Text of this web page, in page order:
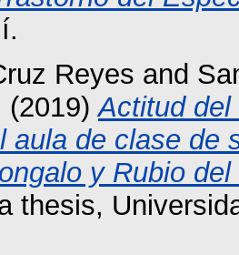
Reyes and
(2019)Actitud del
aula de clase de
y Rubio
thesis,